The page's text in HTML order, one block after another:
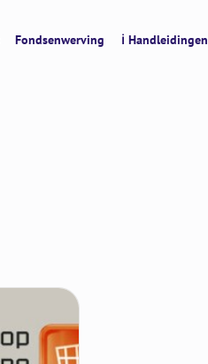
Fondsenwerving ℹ Handleidingen